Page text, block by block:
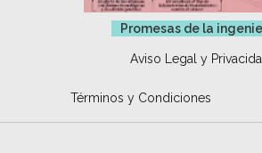
Promesas de la
Aviso Legal y
Términos y Condiciones